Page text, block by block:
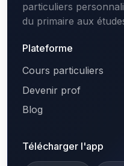
particuliers
du primaire aux
Plateforme
Cours particuliers
Devenir prof
Blog
Télécharger l'app